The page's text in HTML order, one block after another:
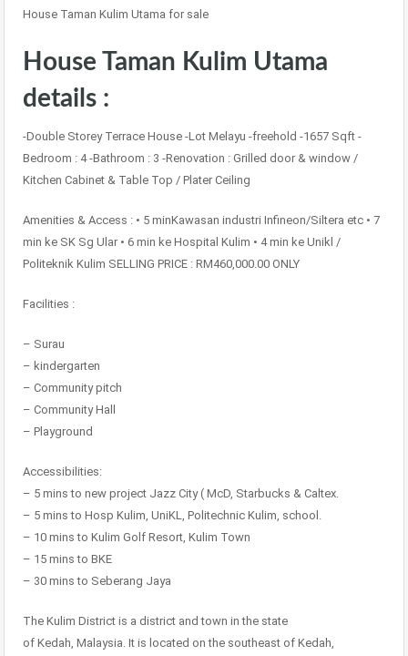
House Taman Kulim Utama for sale
House Taman Kulim Utama
details :
-Double Storey Terrace House -Lot Melayu -freehold -1657 Sqft -
Bedroom : 4 -Bathroom : 3 -Renovation : Grilled door & window /
Kitchen Cabinet & Table Top / Plater Ceiling
Amenities & Access : • 5 minKawasan industri Infineon/Siltera etc • 7
min ke SK Sg Ular • 6 min ke Hospital Kulim • 4 min ke Unikl /
Politeknik Kulim SELLING PRICE : RM460,000.00 ONLY
Facilities :
– Surau
– kindergarten
– Community pitch
– Community Hall
– Playground
Accessibilities:
– 5 mins to new project Jazz City ( McD, Starbucks & Caltex.
– 5 mins to Hosp Kulim, UniKL, Politechnic Kulim, school.
– 10 mins to Kulim Golf Resort, Kulim Town
– 15 mins to BKE
– 30 mins to Seberang Jaya
The Kulim District is a district and town in the state
of Kedah, Malaysia. It is located on the southeast of Kedah,